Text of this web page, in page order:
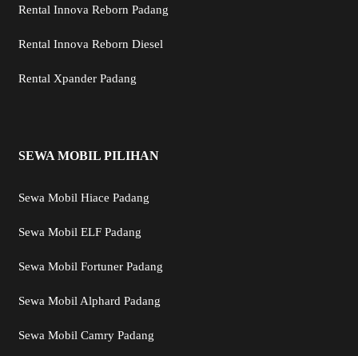
Rental Innova Reborn Padang
Rental Innova Reborn Diesel
Rental Xpander Padang
SEWA MOBIL PILIHAN
Sewa Mobil Hiace Padang
Sewa Mobil ELF Padang
Sewa Mobil Fortuner Padang
Sewa Mobil Alphard Padang
Sewa Mobil Camry Padang